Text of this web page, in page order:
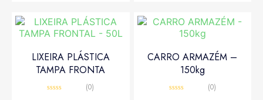
LIXEIRA PLÁSTICA
TAMPA FRONTA
(0)
CARRO ARMAZÉM –
150kg
(0)